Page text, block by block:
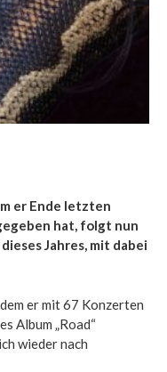
er Ende letzten
hat, folgt nun
Jahres, mit dabei
er mit 67 Konzerten
Album „Road“
wieder nach